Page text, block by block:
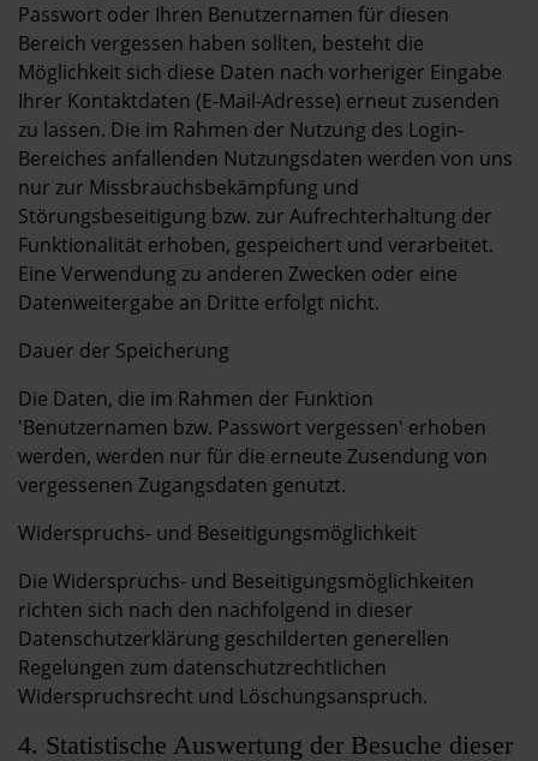
Passwort oder Ihren Benutzernamen für diesen
Bereich vergessen haben sollten, besteht die
Möglichkeit sich diese Daten nach vorheriger Eingabe
Ihrer Kontaktdaten (E-Mail-Adresse) erneut zusenden
zu lassen. Die im Rahmen der Nutzung des Login-
Bereiches anfallenden Nutzungsdaten werden von uns
nur zur Missbrauchsbekämpfung und
Störungsbeseitigung bzw. zur Aufrechterhaltung der
Funktionalität erhoben, gespeichert und verarbeitet.
Eine Verwendung zu anderen Zwecken oder eine
Datenweitergabe an Dritte erfolgt nicht.
Dauer der Speicherung
Die Daten, die im Rahmen der Funktion
'Benutzernamen bzw. Passwort vergessen' erhoben
werden, werden nur für die erneute Zusendung von
vergessenen Zugangsdaten genutzt.
Widerspruchs- und Beseitigungsmöglichkeit
Die Widerspruchs- und Beseitigungsmöglichkeiten
richten sich nach den nachfolgend in dieser
Datenschutzerklärung geschilderten generellen
Regelungen zum datenschutzrechtlichen
Widerspruchsrecht und Löschungsanspruch.
4. Statistische Auswertung der Besuche dieser